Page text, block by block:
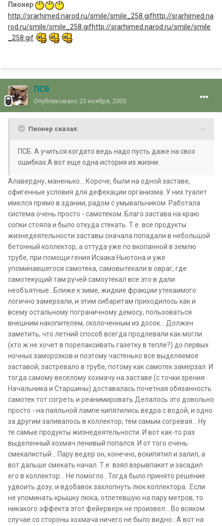
Пионер
http://srarhimed.narod.ru/smile/smile_258.gifhttp://srarhimed.na
rod.ru/smile/smile_258.gifhttp://srarhimed.narod.ru/smile/smile
_258.gif
ПСБ
Опубликовано 23 ноября, 2005
Пионер сказал:
ПСБ. А учиться когдато ведь надо пусть даже на свох
ошибках.А вот еще одна история из жизни.
Алавердну, маненько... Короче, были на одной заставе,
офигенные условия для дефекации организма. У них туалет
имелся прямо в здании, радом с умывальником. Работала
система очень просто - самотеком. Благо застава на краю
сопки стояла и было откуда стекать. Т.е. все продукты
жизнедеятельности заставы сначала попадали в небольшой
бетонный коллектор, а оттуда уже по вкопанной в землю
трубе, при помощи гения Исаака Ньютона и уже
упоминавшегося самотека, самовытекали в овраг, где
самотекущий там ручей самоутекал все это в дали
необъятные...Ближе к зиме, жидкие фракции утекаимого
логично замерзали, и этим сибаритам приходилось как и
всему остальному пограничному демосу, пользоваться
внешним накопителем, сколоченным из досок... Должен
заметить, что летний способ всегда продлевали как могли
(кто ж не хочет в порелаксивать газетку в тепле?) до первых
ночных заморозков и поэтому частенько все выделяемое
заставой, застревало в трубе, потому как самотек замерзал. И
тогда самому веселому хохмачу на заставе (с точки зрения
Начальника и Старшины) доставалась почетная обязанность
самотек тот согреть и реанимировать.Делалось это довольно
просто - на паяльной лампе кипятились ведра с водой, и одно
за другим заливалось в коллектор, тем самым согревая... Ну
те самые продукты жизнедеятельности. И вот как-то раз
выделенный хохмач ленивый попался. И от того очень
смекалистый... Пару ведер он, конечно, вскипятил и залил, а
вот дальше смекать начал. Т.е. взял взрывпакет и засадил
его в коллектор... Не помогло...Тогда было принято решение
удвоить дозу, и вдобавок захлопнуть люк коллектора...Если
не упоминать крышку люка, отлетевшую на пару метров, то
никакого эффекта этот фейерверк не произвел... Во всяком
случае со стороны хохмача ничего не было видно...А вот на